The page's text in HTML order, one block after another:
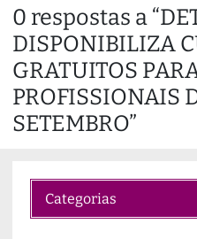
d
i
n
g
…
0 respostas a
DISPONIBILIZA
GRATUITOS
PROFISSIONAIS
SETEMBRO”
Categorias